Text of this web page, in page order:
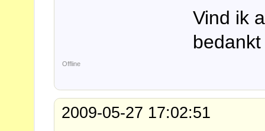
Vind ik
Offline
2009-05-27 17:02:51